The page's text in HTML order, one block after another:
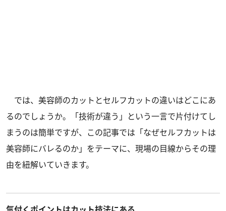
では、美容師のカットとセルフカットの違いはどこにあ
るのでしょうか。「技術が違う」という一言で片付けてし
まうのは簡単ですが、この記事では「なぜセルフカットは
美容師にバレるのか」をテーマに、現場の目線からその理
由を紐解いていきます。